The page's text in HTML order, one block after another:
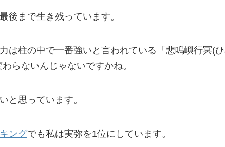
後まで生き残っています。
は柱の中で一番強いと言われている「悲鳴嶼行冥(ひ
らないんじゃないですかね。
と思っています。
ングでも私は実弥を1位にしています。